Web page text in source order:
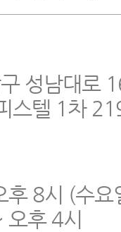
성남대로
스텔 1차
후 8시 (수
후 4시